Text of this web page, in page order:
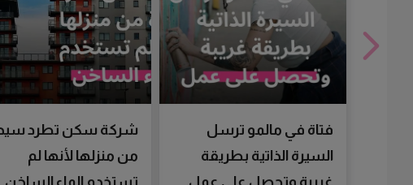
فتاة في مالمو ترسل
السيرة الذاتية بطريقة
شركة سكن تطرد
من منزلها لأنها لم